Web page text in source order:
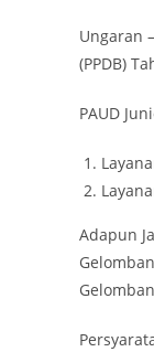
Ungaran
(PPDB)
PAUD
Adapun